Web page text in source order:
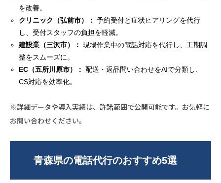
を改善。
クリニック（弘前市）： 予約受付と症状ヒアリングを代行
し、受付スタッフの負担を軽減。
建設業（三沢市）： 現場作業中の電話対応を代行し、工期調
整をスムーズに。
EC（五所川原市）： 配送・返品問い合わせをAIで分類し、
CS対応を効率化。
※詳細データや導入実績は、許諾範囲で公開可能です。お気軽に
お問い合わせください。
青森県の電話代行のおすすめ5選